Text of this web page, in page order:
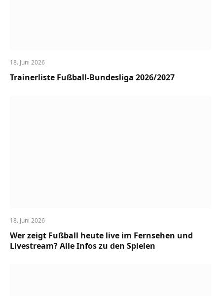
18. Juni 2026
Trainerliste Fußball-Bundesliga 2026/2027
18. Juni 2026
Wer zeigt Fußball heute live im Fernsehen und
Livestream? Alle Infos zu den Spielen